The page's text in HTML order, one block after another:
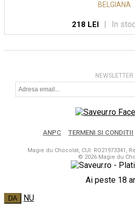
BELGIANA
218 LEI In
NEWSLETTER
ANPC TERMENI SI CONDITII
Magie du Chocolat, CUI: RO21973341,
© 2026 Magie du
Ai peste 18
DA NU